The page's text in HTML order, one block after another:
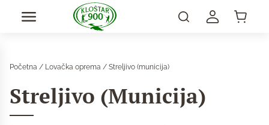
Početna / Lovačka oprema / Streljivo (municija)
Streljivo (municija)